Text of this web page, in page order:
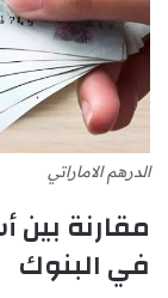
الدرهم الاماراتي
مقارنة بين
في البنوك